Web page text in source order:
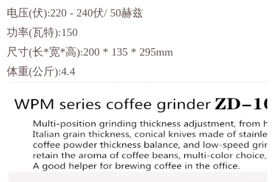
电压(伏):220 - 240伏/ 50赫兹
功率(瓦特):150
尺寸(长*宽*高):200 * 135 * 295mm
体重(公斤):4.4